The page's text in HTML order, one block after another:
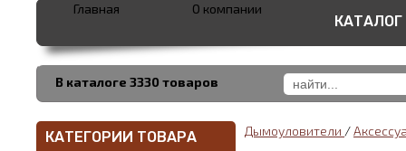
В каталоге 3330 товаров
Главная О компании
КАТАЛОГ
КАТЕГОРИИ ТОВАРА Дымоуловители /